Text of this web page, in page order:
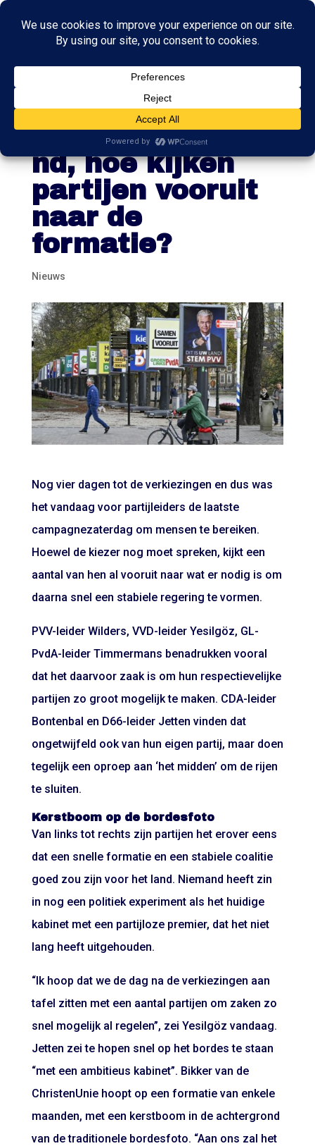
Laatste
campagneweeke
nd, hoe kijken
partijen vooruit
naar de
formatie?
Nieuws
Nog vier dagen tot de verkiezingen en dus was
het vandaag voor partijleiders de laatste
campagnezaterdag om mensen te bereiken.
Hoewel de kiezer nog moet spreken, kijkt een
aantal van hen al vooruit naar wat er nodig is om
daarna snel een stabiele regering te vormen.
PVV-leider Wilders, VVD-leider Yesilgöz, GL-
PvdA-leider Timmermans benadrukken vooral
dat het daarvoor zaak is om hun respectievelijke
partijen zo groot mogelijk te maken. CDA-leider
Bontenbal en D66-leider Jetten vinden dat
ongetwijfeld ook van hun eigen partij, maar doen
tegelijk een oproep aan ‘het midden’ om de rijen
te sluiten.
Kerstboom op de bordesfoto
Van links tot rechts zijn partijen het erover eens
dat een snelle formatie en een stabiele coalitie
goed zou zijn voor het land. Niemand heeft zin
in nog een politiek experiment als het huidige
kabinet met een partijloze premier, dat het niet
lang heeft uitgehouden.
“Ik hoop dat we de dag na de verkiezingen aan
tafel zitten met een aantal partijen om zaken zo
snel mogelijk al regelen”, zei Yesilgöz vandaag.
Jetten zei te hopen snel op het bordes te staan
“met een ambitieus kabinet”. Bikker van de
ChristenUnie hoopt op een formatie van enkele
maanden, met een kerstboom in de achtergrond
van de traditionele bordesfoto. “Aan ons zal het